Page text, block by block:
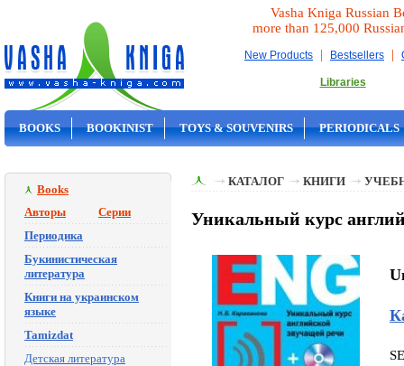
Vasha Kniga Russian
more than 125,000
New Products | Bestsellers |
Libraries
BOOKS BOOKINIST TOYS & SOUVENIRS PERIODICALS
Books
Авторы
Серии
Периодика
Букинистическая
литература
Книги на украинском
языке
Tamizdat
Детская литература
КАТАЛОГ КНИГИ
Уникальный курс